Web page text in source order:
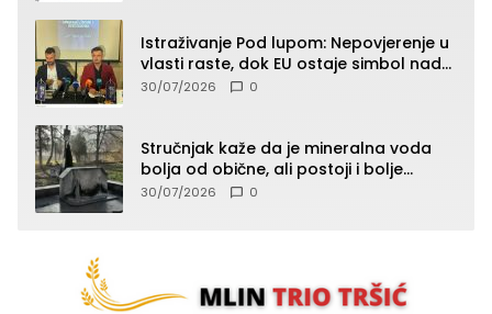
Istraživanje Pod lupom: Nepovjerenje u
vlasti raste, dok EU ostaje simbol nade
građana
30/07/2026 0
Stručnjak kaže da je mineralna voda
bolja od obične, ali postoji i bolje
rješenje
30/07/2026 0